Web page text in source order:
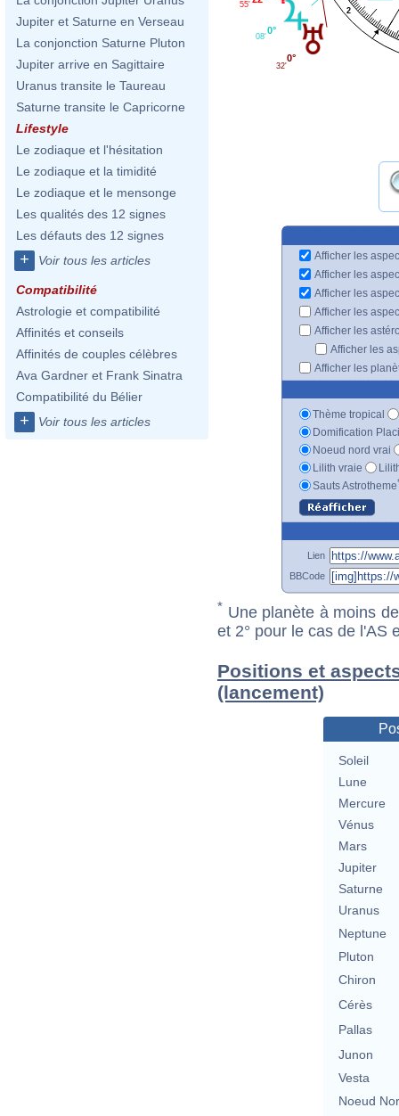
Jupiter et Saturne en Verseau
La conjonction Saturne Pluton
Jupiter arrive en Sagittaire
Uranus transite le Taureau
Saturne transite le Capricorne
Lifestyle
Le zodiaque et l'hésitation
Le zodiaque et la timidité
Le zodiaque et le mensonge
Les qualités des 12 signes
Les défauts des 12 signes
+ Voir tous les articles
Compatibilité
Astrologie et compatibilité
Affinités et conseils
Affinités de couples célèbres
Ava Gardner et Frank Sinatra
Compatibilité du Bélier
+ Voir tous les articles
2
55'
0°
08'
0°
32'
Afficher les
Afficher les
Afficher les
Afficher les
Afficher les
Afficher les
Afficher les
Thème tropical
Domification
Noeud nord vrai
Lilith vraie
Sauts Astrotheme
Lien
BBCode
* Une planète à moins
et 2° pour le cas de l'AS
Positions et
(lancement)
Soleil
Lune
Mercure
Vénus
Mars
Jupiter
Saturne
Uranus
Neptune
Pluton
Chiron
Cérès
Pallas
Junon
Vesta
Noeud